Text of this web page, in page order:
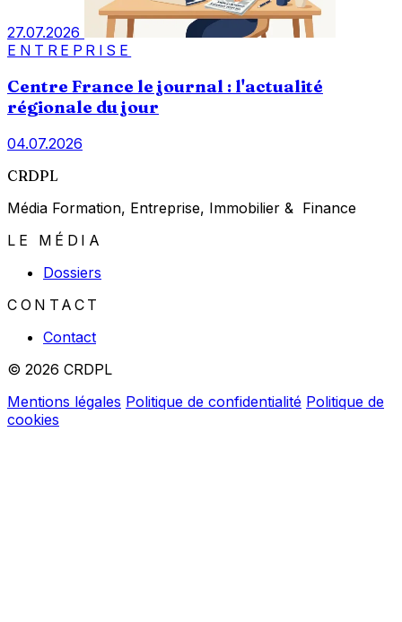
27.07.2026
ENTREPRISE
Centre France le journal : l'actualité
régionale du jour
04.07.2026
CRDPL
Média Formation, Entreprise, Immobilier & Finance
LE MÉDIA
Dossiers
CONTACT
Contact
© 2026 CRDPL
Mentions légales Politique de confidentialité Politique de
cookies